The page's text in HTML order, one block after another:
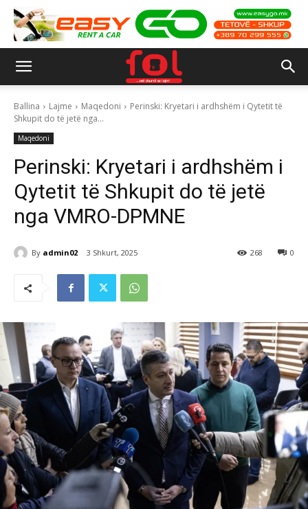
Ballina Lajme Maqedoni
Perinski: Kryetari i ardhshëm i Qytetit të
Shkupit do të jetë nga...
Maqedoni
Perinski: Kryetari i ardhshëm i
Qytetit të Shkupit do të jetë
nga VMRO-DPMNE
By admin02 3 Shkurt, 2025 0
268